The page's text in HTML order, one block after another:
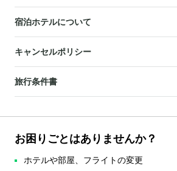
宿泊ホテルについて
キャンセルポリシー
旅行条件書
お困りごとはありませんか？
ホテルや部屋、フライトの変更